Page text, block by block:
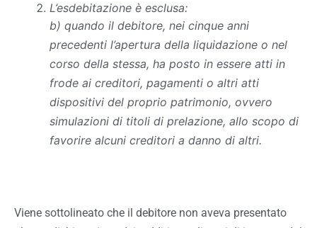
L’esdebitazione è esclusa:
b) quando il debitore, nei cinque anni
precedenti l’apertura della liquidazione o nel
corso della stessa, ha posto in essere atti in
frode ai creditori, pagamenti o altri atti
dispositivi del proprio patrimonio, ovvero
simulazioni di titoli di prelazione, allo scopo di
favorire alcuni creditori a danno di altri.
Viene sottolineato che il debitore non aveva presentato